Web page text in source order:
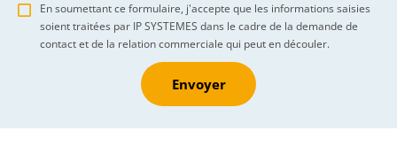
En soumettant ce formulaire, j'accepte que les informations saisies
soient traitées par IP SYSTEMES dans le cadre de la demande de
contact et de la relation commerciale qui peut en découler.
Envoyer